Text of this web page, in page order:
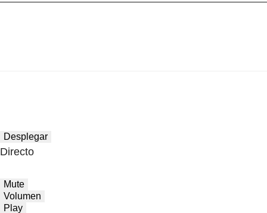
Desplegar
Directo
Mute
Volumen
Play